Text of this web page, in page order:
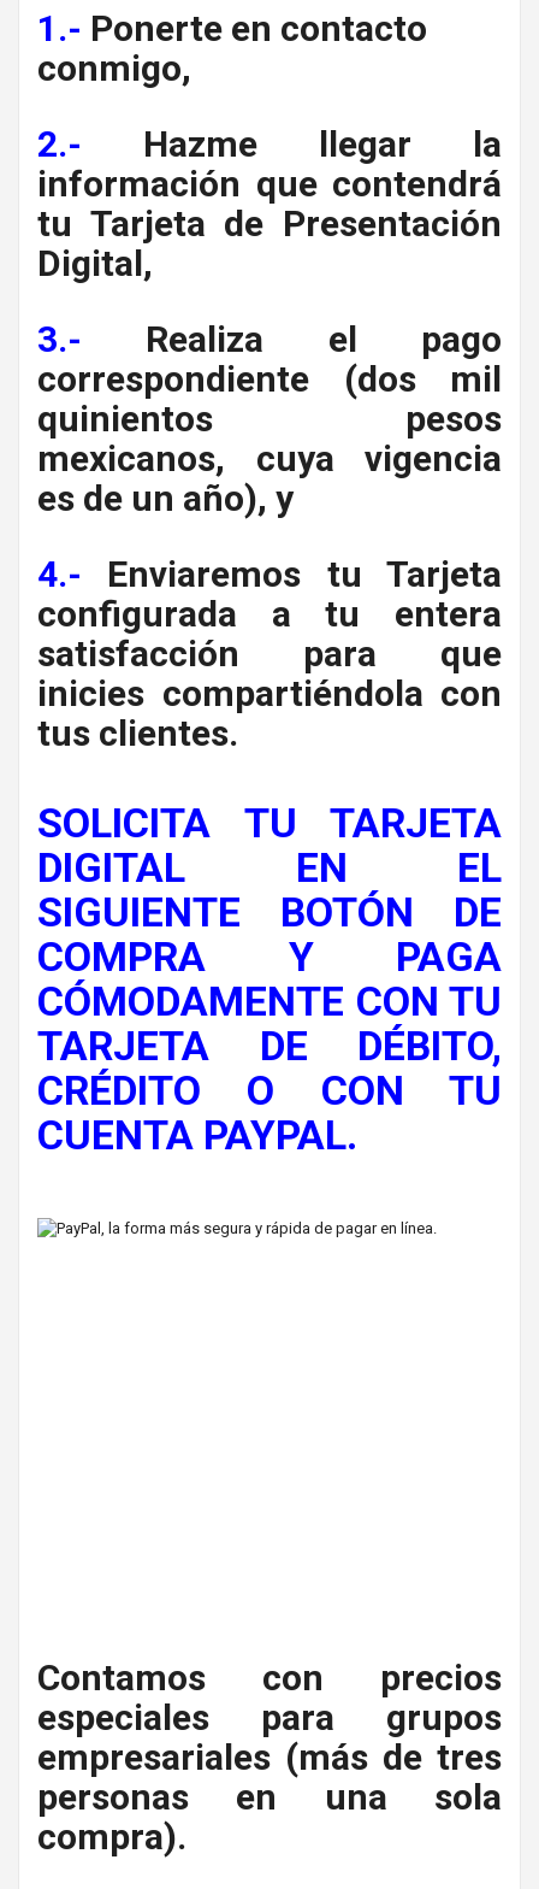
1.- Ponerte en contacto
conmigo,
2.- Hazme llegar la
información que contendrá
tu Tarjeta de Presentación
Digital,
3.- Realiza el pago
correspondiente (dos mil
quinientos pesos
mexicanos, cuya vigencia
es de un año), y
4.- Enviaremos tu Tarjeta
configurada a tu entera
satisfacción para que
inicies compartiéndola con
tus clientes.
SOLICITA TU TARJETA
DIGITAL EN EL
SIGUIENTE BOTÓN DE
COMPRA Y PAGA
CÓMODAMENTE CON TU
TARJETA DE DÉBITO,
CRÉDITO O CON TU
CUENTA PAYPAL.
Contamos con precios
especiales para grupos
empresariales (más de tres
personas en una sola
compra).